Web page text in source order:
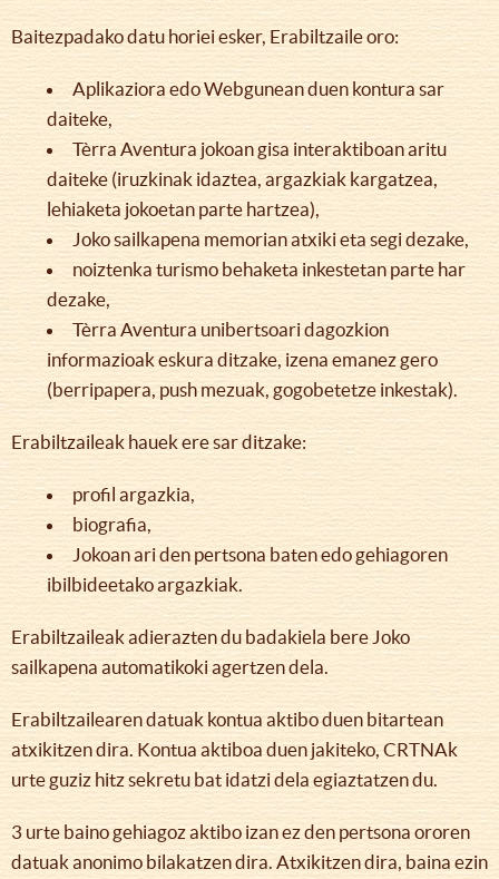
Baitezpadako datu horiei esker, Erabiltzaile oro:
Aplikaziora edo Webgunean duen kontura sar
daiteke,
Tèrra Aventura jokoan gisa interaktiboan aritu
daiteke (iruzkinak idaztea, argazkiak kargatzea,
lehiaketa jokoetan parte hartzea),
Joko sailkapena memorian atxiki eta segi dezake,
noiztenka turismo behaketa inkestetan parte har
dezake,
Tèrra Aventura unibertsoari dagozkion
informazioak eskura ditzake, izena emanez gero
(berripapera, push mezuak, gogobetetze inkestak).
Erabiltzaileak hauek ere sar ditzake:
profil argazkia,
biografia,
Jokoan ari den pertsona baten edo gehiagoren
ibilbideetako argazkiak.
Erabiltzaileak adierazten du badakiela bere Joko
sailkapena automatikoki agertzen dela.
Erabiltzailearen datuak kontua aktibo duen bitartean
atxikitzen dira. Kontua aktiboa duen jakiteko, CRTNAk
urte guziz hitz sekretu bat idatzi dela egiaztatzen du.
3 urte baino gehiagoz aktibo izan ez den pertsona ororen
datuak anonimo bilakatzen dira. Atxikitzen dira, baina ezin